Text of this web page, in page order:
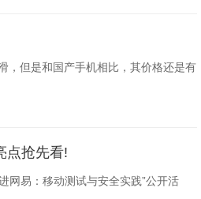
，但是和国产手机相比，其价格还是有
点抢先看!
网易：移动测试与安全实践”公开活